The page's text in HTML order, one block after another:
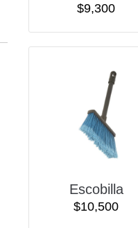
$9,300
Escobilla
$10,500